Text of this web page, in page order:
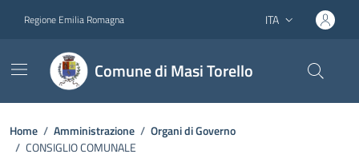
Regione Emilia Romagna Lingua attiva:
ITA
Comune di Masi Torello
Home / Amministrazione / Organi di Governo
/ CONSIGLIO COMUNALE